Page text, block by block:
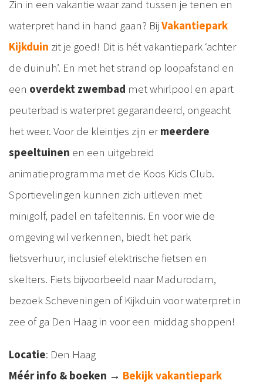
Zin in een vakantie waar zand tussen je tenen en
waterpret hand in hand gaan? Bij Vakantiepark
Kijkduin zit je goed! Dit is hét vakantiepark ‘achter
de duinuh’. En met het strand op loopafstand en
een overdekt zwembad met whirlpool en apart
peuterbad is waterpret gegarandeerd, ongeacht
het weer. Voor de kleintjes zijn ermeerdere
speeltuinen en een uitgebreid
animatieprogramma met de Koos Kids Club.
Sportievelingen kunnen zich uitleven met
minigolf, padel en tafeltennis. En voor wie de
omgeving wil verkennen, biedt het park
fietsverhuur, inclusief elektrische fietsen en
skelters. Fiets bijvoorbeeld naar Madurodam,
bezoek Scheveningen of Kijkduin voor waterpret in
zee of ga Den Haag in voor een middag shoppen!
Locatie: Den Haag
Méér info & boeken → Bekijk vakantiepark